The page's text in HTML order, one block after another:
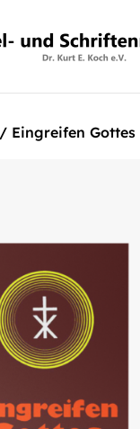
/ Eingreifen Gottes